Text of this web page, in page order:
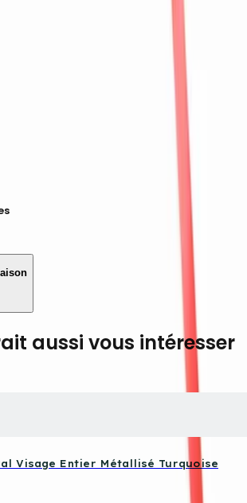
aussi vous intéresser
Visage Entier Métallisé Turquoise